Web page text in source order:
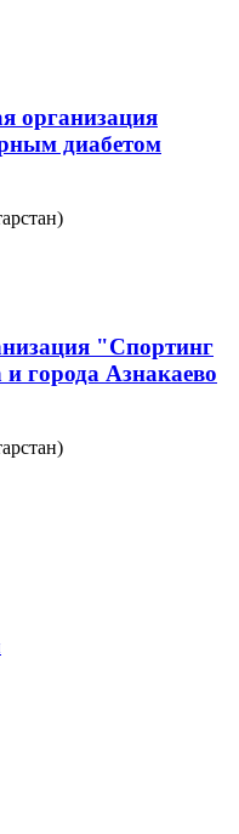
организация
диабетом
"Спортинг
города Азнакаево